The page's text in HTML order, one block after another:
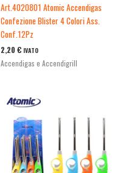
Art.4020801 Atomic Accendigas
Confezione Blister 4 Colori Ass.
Conf.12Pz
2,20 € IVATO
Accendigas e Accendigrill